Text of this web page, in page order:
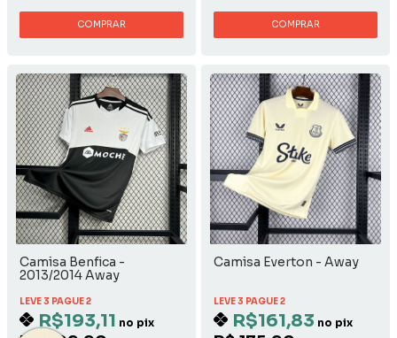
COMPRAR COMPRAR
Camisa Benfica -
2013/2014 Away
LEVE 3 PAGUE 2
R$193,11 no pix
Camisa Everton - Away
LEVE 3 PAGUE 2
R$161,83 no pix